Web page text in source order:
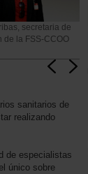
secretaria de
de la FSS-CCOO
sanitarios de
realizando
de especialistas
único sobre